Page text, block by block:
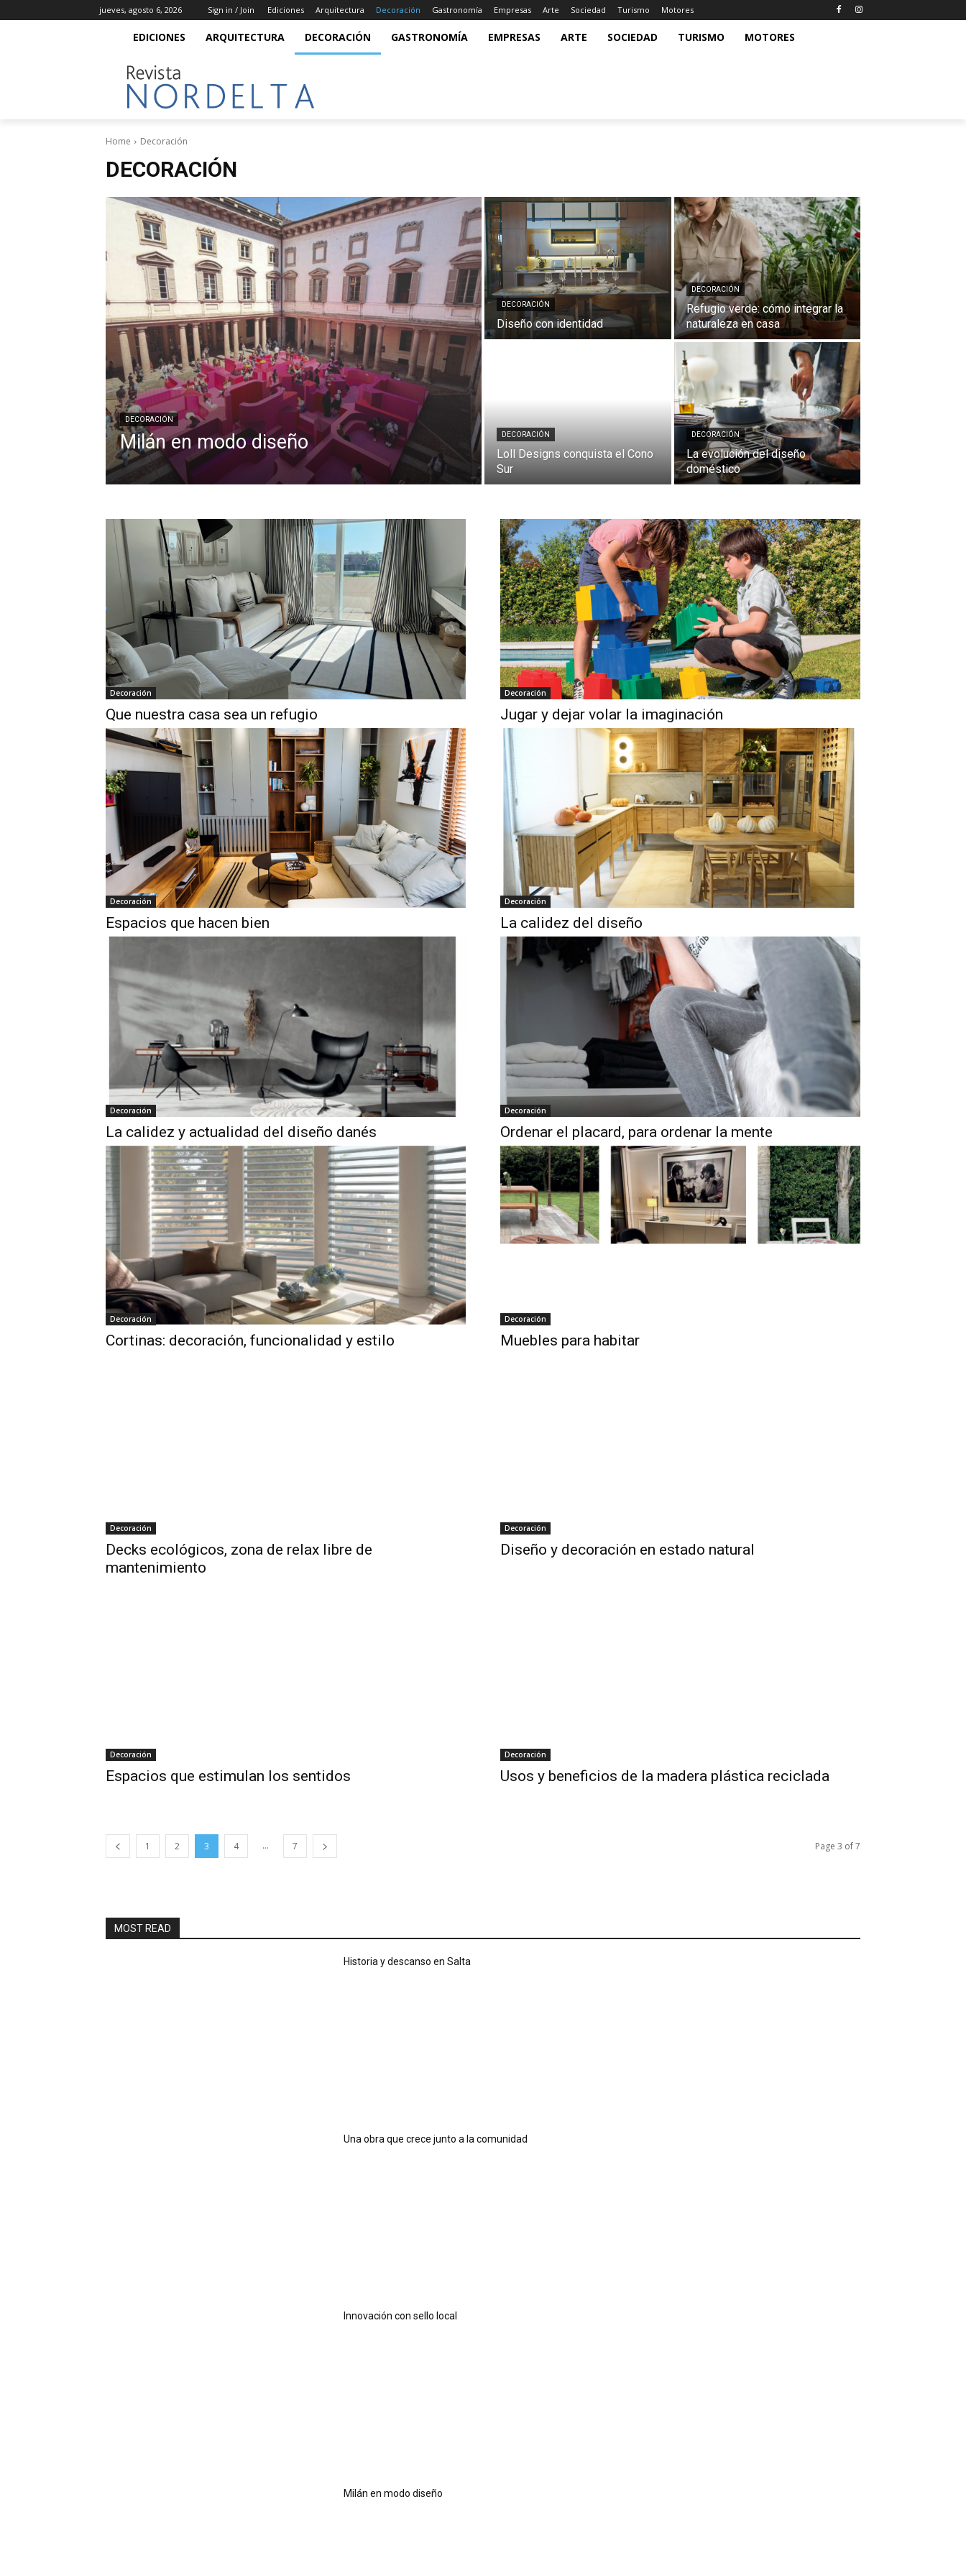
jueves, agosto 6, 2026 Sign in / Join Ediciones Arquitectura Decoración Gastronomía Empresas Arte Sociedad Turismo Motores
EDICIONES ARQUITECTURA DECORACIÓN GASTRONOMÍA EMPRESAS ARTE SOCIEDAD TURISMO MOTORES
Home Decoración
DECORACIÓN
DECORACIÓN
Milán en modo diseño
DECORACIÓN
Diseño con identidad
DECORACIÓN
Refugio verde: cómo integrar la
naturaleza en casa
DECORACIÓN
Loll Designs conquista el Cono
Sur
DECORACIÓN
La evolución del diseño
doméstico
Decoración
Que nuestra casa sea un refugio
Decoración
Jugar y dejar volar la imaginación
Decoración
Espacios que hacen bien
Decoración
La calidez del diseño
Decoración
La calidez y actualidad del diseño danés
Decoración
Ordenar el placard, para ordenar la mente
Decoración
Cortinas: decoración, funcionalidad y estilo
Decoración
Muebles para habitar
Decoración
Decks ecológicos, zona de relax libre de
mantenimiento
Decoración
Diseño y decoración en estado natural
Decoración
Espacios que estimulan los sentidos
Decoración
Usos y beneficios de la madera plástica reciclada
1 2 3 4 ... 7 Page 3 of 7
MOST READ
Historia y descanso en Salta
Una obra que crece junto a la comunidad
Innovación con sello local
Milán en modo diseño